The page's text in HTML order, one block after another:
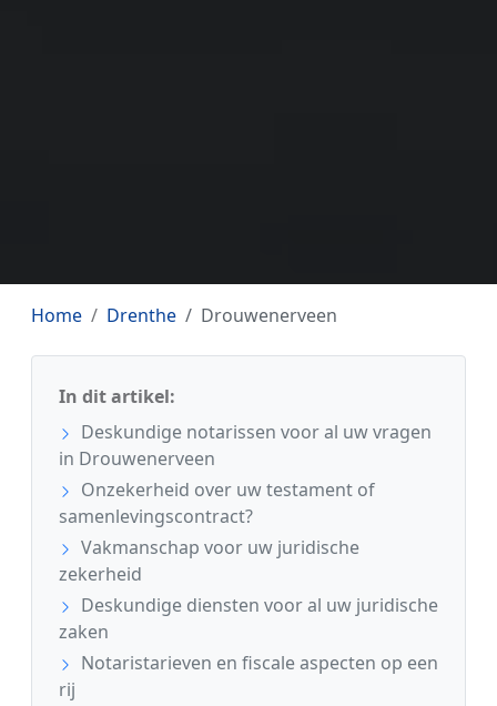
Home Drenthe Drouwenerveen
In dit artikel:
Deskundige notarissen voor al uw vragen
in Drouwenerveen
Onzekerheid over uw testament of
samenlevingscontract?
Vakmanschap voor uw juridische
zekerheid
Deskundige diensten voor al uw juridische
zaken
Notaristarieven en fiscale aspecten op een
rij